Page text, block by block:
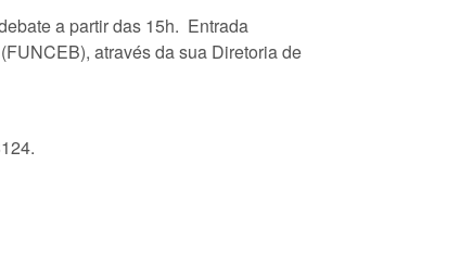
a partir das 15h. Entrada
através da sua Diretoria de